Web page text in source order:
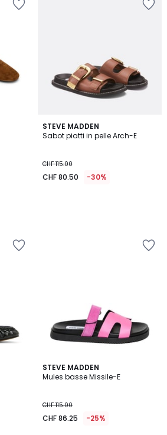
STEVE MADDEN
Sabot piatti in pelle Arch-E
CHF 115.00
CHF 80.50 -30%
STEVE MADDEN
Mules basse Missile-E
CHF 115.00
CHF 86.25 -25%
5
/
2
Colori